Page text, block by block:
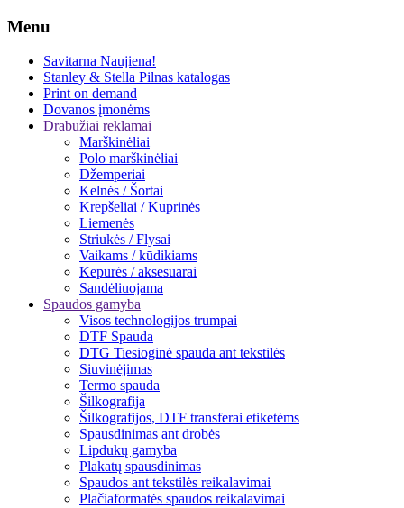
Menu
Savitarna Naujiena!
Stanley & Stella Pilnas katalogas
Print on demand
Dovanos įmonėms
Drabužiai reklamai
Marškinėliai
Polo marškinėliai
Džemperiai
Kelnės / Šortai
Krepšeliai / Kuprinės
Liemenės
Striukės / Flysai
Vaikams / kūdikiams
Kepurės / aksesuarai
Sandėliuojama
Spaudos gamyba
Visos technologijos trumpai
DTF Spauda
DTG Tiesioginė spauda ant tekstilės
Siuvinėjimas
Termo spauda
Šilkografija
Šilkografijos, DTF transferai etiketėms
Spausdinimas ant drobės
Lipdukų gamyba
Plakatų spausdinimas
Spaudos ant tekstilės reikalavimai
Plačiaformatės spaudos reikalavimai